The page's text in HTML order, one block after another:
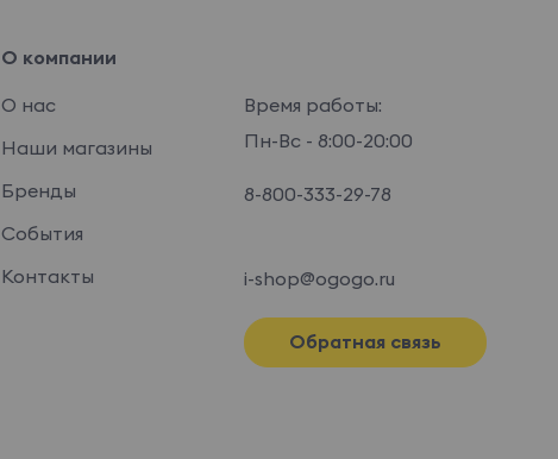
О компании
О нас
Наши магазины
Бренды
События
Контакты
Время работы:
Пн-Вс - 8:00-20:00
8-800-333-29-78
i-shop@ogogo.ru
Обратная связь